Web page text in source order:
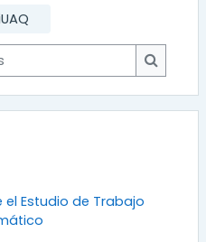
Buscar
Estudio de Trabajo